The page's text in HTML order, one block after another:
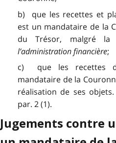
b) que les recettes et
est un mandataire de la
du Trésor, malgré
l’administration financière;
c) que les recettes
mandataire de la
réalisation de ses
par. 2 (1).
Jugements contre